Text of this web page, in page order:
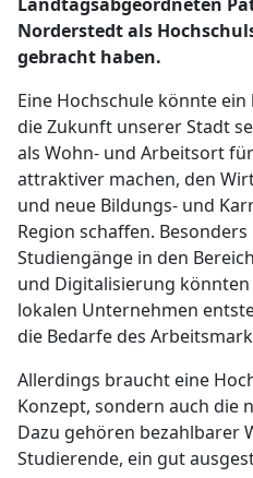
Norderstedt als
gebracht haben.
Eine Hochschule könnte
die Zukunft unserer Stadt
als Wohn- und Arbeitsort
attraktiver machen, den
und neue Bildungs- und
Region schaffen.
Studiengänge in den
und Digitalisierung
lokalen Unternehmen
die Bedarfe des
Allerdings braucht eine
Konzept, sondern auch die
Dazu gehören bezahlbarer
Studierende, ein gut